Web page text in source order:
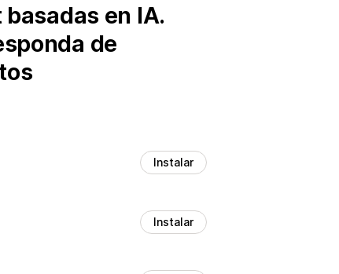
en IA.
de
Instalar
Instalar